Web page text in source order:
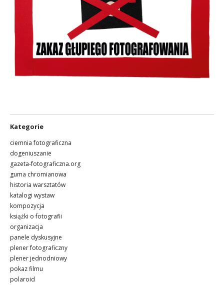
Kategorie
ciemnia fotograficzna
dogeniuszanie
gazeta-fotograficzna.org
guma chromianowa
historia warsztatów
katalogi wystaw
kompozycja
książki o fotografii
organizacja
panele dyskusyjne
plener fotograficzny
plener jednodniowy
pokaz filmu
polaroid